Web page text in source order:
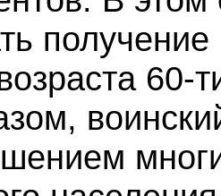
60-